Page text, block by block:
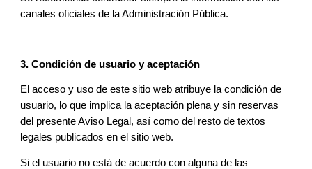
canales oficiales de la Administración Pública.
3. Condición de usuario y aceptación
El acceso y uso de este sitio web atribuye la condición de
usuario, lo que implica la aceptación plena y sin reservas
del presente Aviso Legal, así como del resto de textos
legales publicados en el sitio web.
Si el usuario no está de acuerdo con alguna de las